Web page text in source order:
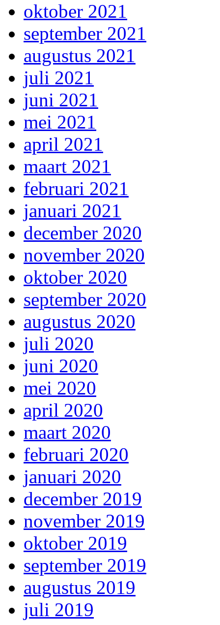
oktober 2021
september 2021
augustus 2021
juli 2021
juni 2021
mei 2021
april 2021
maart 2021
februari 2021
januari 2021
december 2020
november 2020
oktober 2020
september 2020
augustus 2020
juli 2020
juni 2020
mei 2020
april 2020
maart 2020
februari 2020
januari 2020
december 2019
november 2019
oktober 2019
september 2019
augustus 2019
juli 2019